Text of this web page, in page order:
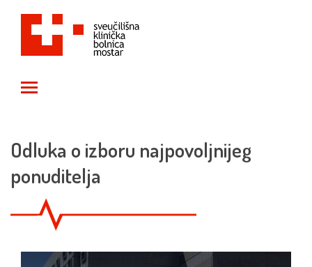
Odluka o izboru najpovoljnijeg
ponuditelja